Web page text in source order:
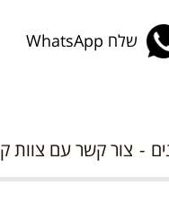
שלח WhatsApp
צור קשר עם צוות